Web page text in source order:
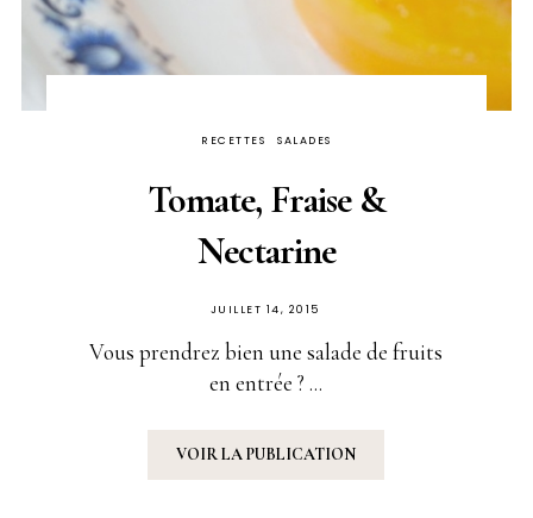
RECETTES SALADES
Tomate, Fraise &
Nectarine
PUBLIÉ
SUR
JUILLET 14, 2015
Vous prendrez bien une salade de fruits
en entrée ? ...
VOIR LA PUBLICATION